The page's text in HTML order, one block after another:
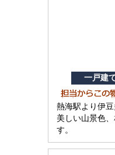
一戸建
熱海駅より伊
美しい山景色
す。